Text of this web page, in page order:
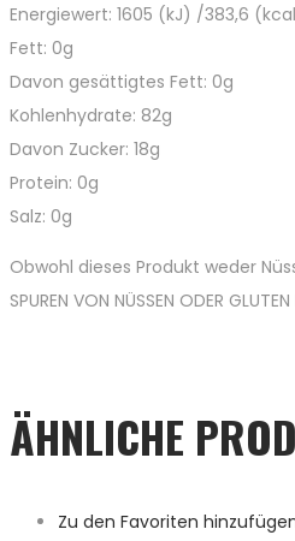
Energiewert: 1605 (kJ) /383,6
Fett: 0g
Davon gesättigtes Fett: 0g
Kohlenhydrate: 82g
Davon Zucker: 18g
Protein: 0g
Salz: 0g
Obwohl dieses Produkt weder
SPUREN VON NÜSSEN ODER
ÄHNLICHE
Zu den Favoriten